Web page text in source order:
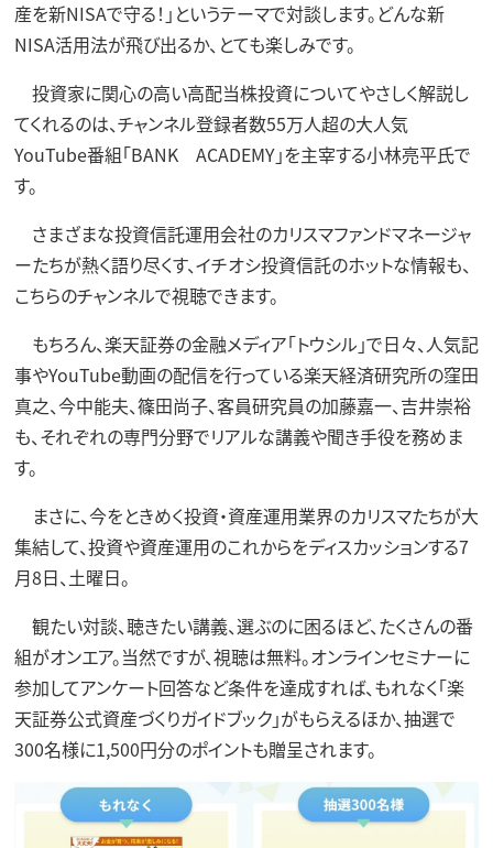
産を新NISAで守る！」というテーマで対談します。どんな新
NISA活用法が飛び出るか、とても楽しみです。
投資家に関心の高い高配当株投資についてやさしく解説し
てくれるのは、チャンネル登録者数55万人超の大人気
YouTube番組「BANK ACADEMY」を主宰する小林亮平氏で
す。
さまざまな投資信託運用会社のカリスマファンドマネージャ
ーたちが熱く語り尽くす、イチオシ投資信託のホットな情報も、
こちらのチャンネルで視聴できます。
もちろん、楽天証券の金融メディア「トウシル」で日々、人気記
事やYouTube動画の配信を行っている楽天経済研究所の窪田
真之、今中能夫、篠田尚子、客員研究員の加藤嘉一、吉井崇裕
も、それぞれの専門分野でリアルな講義や聞き手役を務めま
す。
まさに、今をときめく投資・資産運用業界のカリスマたちが大
集結して、投資や資産運用のこれからをディスカッションする7
月8日、土曜日。
観たい対談、聴きたい講義、選ぶのに困るほど、たくさんの番
組がオンエア。当然ですが、視聴は無料。オンラインセミナーに
参加してアンケート回答など条件を達成すれば、もれなく「楽
天証券公式資産づくりガイドブック」がもらえるほか、抽選で
300名様に1,500円分のポイントも贈呈されます。